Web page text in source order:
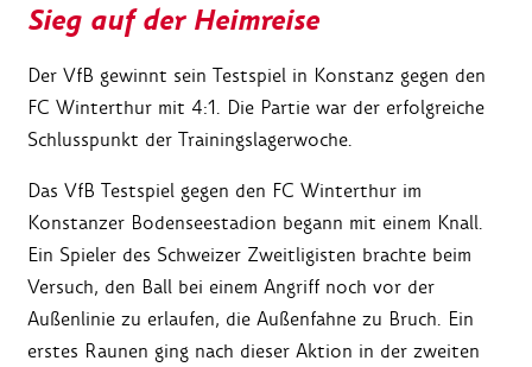
Sieg auf der Heimreise
Der VfB gewinnt sein Testspiel in Konstanz gegen den
FC Winterthur mit 4:1. Die Partie war der erfolgreiche
Schlusspunkt der Trainingslagerwoche.
Das VfB Testspiel gegen den FC Winterthur im
Konstanzer Bodenseestadion begann mit einem Knall.
Ein Spieler des Schweizer Zweitligisten brachte beim
Versuch, den Ball bei einem Angriff noch vor der
Außenlinie zu erlaufen, die Außenfahne zu Bruch. Ein
erstes Raunen ging nach dieser Aktion in der zweiten